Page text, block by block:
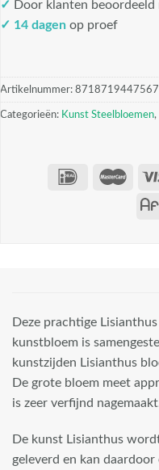
✓ Door klanten beoordeeld
✓ 14 dagen op proef
Artikelnummer: 8718719447567
Categorieën: Kunst Steelbloemen,
Deze prachtige
kunstbloem is
kunstzijden Lisianthus
De grote bloem meet
is zeer verfijnd
De kunst Lisianthus
geleverd en kan